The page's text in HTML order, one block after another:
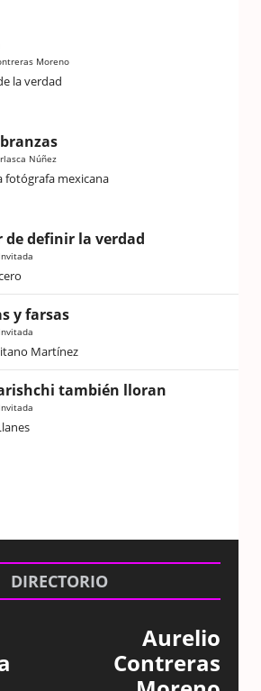
Moreno
la verdad
Núñez
fotógrafa mexicana
de definir la verdad
y farsas
Martínez
también lloran
DIRECTORIO
Aurelio
Contreras